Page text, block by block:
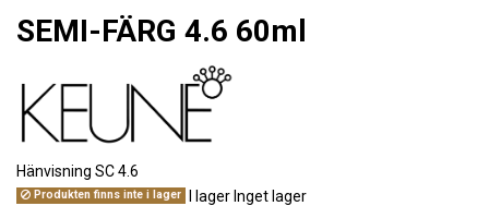
SEMI-FÄRG 4.6 60ml
Hänvisning SC 4.6
Produkten finns inte i lager I lager Inget lager